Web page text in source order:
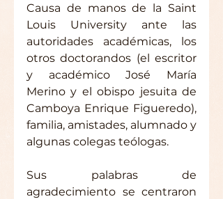
Causa de manos de la Saint
Louis University ante las
autoridades académicas, los
otros doctorandos (el escritor
y académico José María
Merino y el obispo jesuita de
Camboya Enrique Figueredo),
familia, amistades, alumnado y
algunas colegas teólogas.
Sus palabras de
agradecimiento se centraron